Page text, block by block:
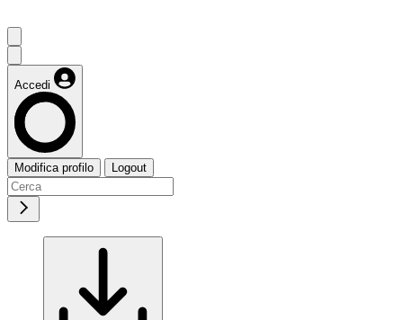
Accedi
Modifica profilo Logout